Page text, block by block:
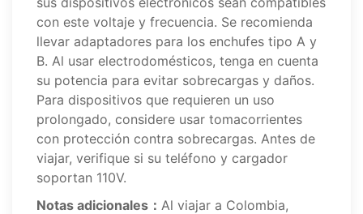
con este voltaje y frecuencia. Se recomienda
llevar adaptadores para los enchufes tipo A y
B. Al usar electrodomésticos, tenga en cuenta
su potencia para evitar sobrecargas y daños.
Para dispositivos que requieren un uso
prolongado, considere usar tomacorrientes
con protección contra sobrecargas. Antes de
viajar, verifique si su teléfono y cargador
soportan 110V.
Notas adicionales： Al viajar a Colombia,